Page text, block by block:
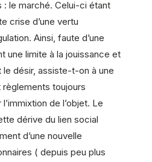
le marché. Celui-ci étant
crise d’une vertu
Ainsi, faute d’une
une limite à la jouissance et
le désir, assiste-t-on à une
toujours
de l’objet. Le
dérive du lien social
d’une nouvelle
( depuis peu plus